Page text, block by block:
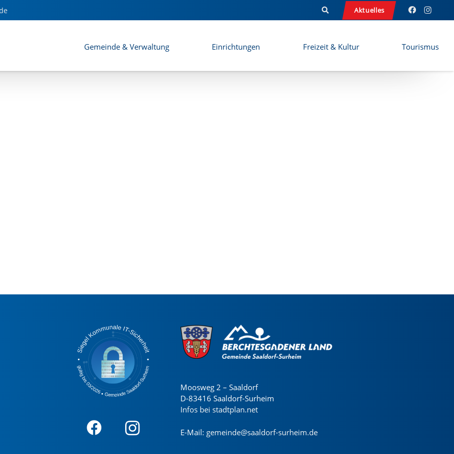
Aktuelles
Gemeinde & Verwaltung Einrichtungen Freizeit & Kultur Tourismus
Moosweg 2 – Saaldorf
D-83416 Saaldorf-Surheim
Infos bei stadtplan.net
E-Mail: gemeinde@saaldorf-surheim.de